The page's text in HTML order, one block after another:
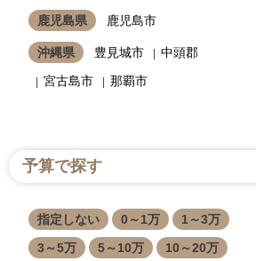
鹿児島県 鹿児島市
沖縄県 豊見城市
中頭郡
宮古島市
那覇市
予算で探す
指定しない 0～1万
1～3万
3～5万
5～10万
10～20万